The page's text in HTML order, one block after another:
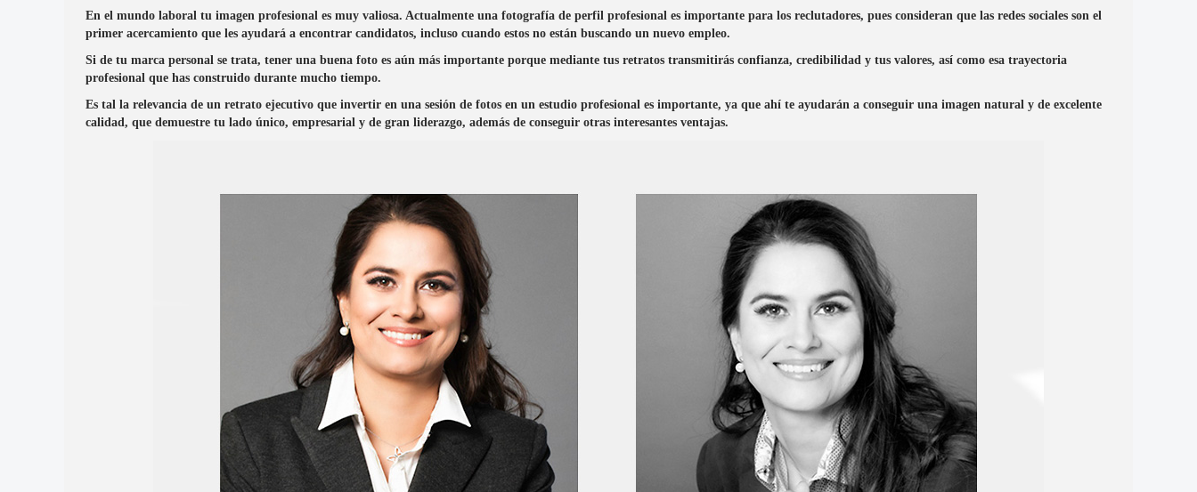
En el mundo laboral tu imagen profesional es muy valiosa. Actualmente una fotografía de perfil profesional es importante para los reclutadores, pues consideran que las redes sociales son el
primer acercamiento que les ayudará a encontrar candidatos, incluso cuando estos no están buscando un nuevo empleo.
Si de tu marca personal se trata, tener una buena foto es aún más importante porque mediante tus retratos transmitirás confianza, credibilidad y tus valores, así como esa trayectoria
profesional que has construido durante mucho tiempo.
Es tal la relevancia de un retrato ejecutivo que invertir en una sesión de fotos en un estudio profesional es importante, ya que ahí te ayudarán a conseguir una imagen natural y de excelente
calidad, que demuestre tu lado único, empresarial y de gran liderazgo, además de conseguir otras interesantes ventajas.